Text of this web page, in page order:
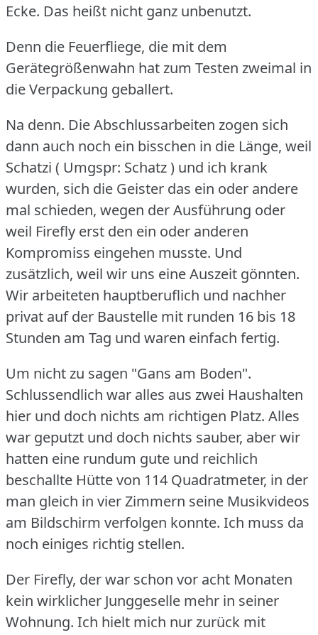
Ecke. Das heißt nicht ganz unbenutzt.
Denn die Feuerfliege, die mit dem
Gerätegrößenwahn hat zum Testen zweimal in
die Verpackung geballert.
Na denn. Die Abschlussarbeiten zogen sich
dann auch noch ein bisschen in die Länge, weil
Schatzi ( Umgspr: Schatz ) und ich krank
wurden, sich die Geister das ein oder andere
mal schieden, wegen der Ausführung oder
weil Firefly erst den ein oder anderen
Kompromiss eingehen musste. Und
zusätzlich, weil wir uns eine Auszeit gönnten.
Wir arbeiteten hauptberuflich und nachher
privat auf der Baustelle mit runden 16 bis 18
Stunden am Tag und waren einfach fertig.
Um nicht zu sagen "Gans am Boden".
Schlussendlich war alles aus zwei Haushalten
hier und doch nichts am richtigen Platz. Alles
war geputzt und doch nichts sauber, aber wir
hatten eine rundum gute und reichlich
beschallte Hütte von 114 Quadratmeter, in der
man gleich in vier Zimmern seine Musikvideos
am Bildschirm verfolgen konnte. Ich muss da
noch einiges richtig stellen.
Der Firefly, der war schon vor acht Monaten
kein wirklicher Junggeselle mehr in seiner
Wohnung. Ich hielt mich nur zurück mit